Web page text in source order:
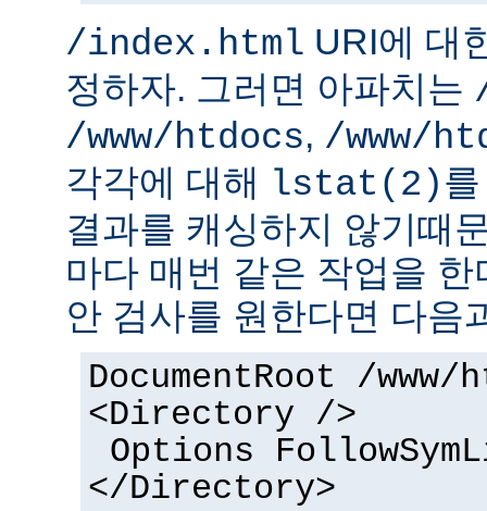
/index.html URI에 대
정하자. 그러면 아파치는
/www/htdocs, /www/
각각에 대해
lstat(2)
결과를 캐싱하지 않기때
마다 매번 같은 작업을
안 검사를 원한다면 다음
DocumentRoot /www/
<Directory />
Options
</Directory>